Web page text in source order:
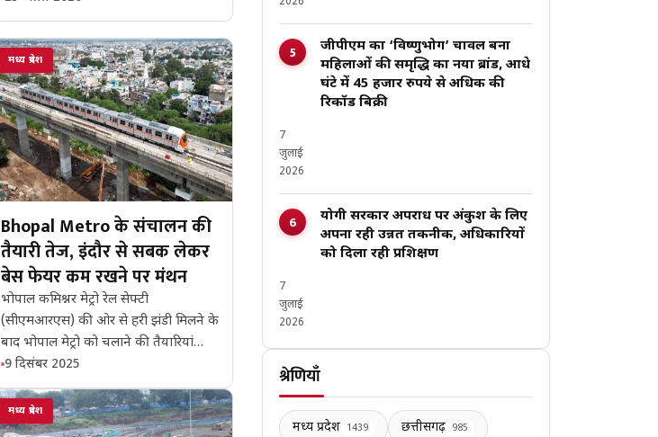
मध्य प्रदेश
Bhopal Metro के संचालन की
तैयारी तेज, इंदौर से सबक लेकर
बेस फेयर कम रखने पर मंथन
भोपाल कमिश्नर मेट्रो रेल सेफ्टी
(सीएमआरएस) की ओर से हरी झंडी मिलने के
बाद भोपाल मेट्रो को चलाने की तैयारियां…
9 दिसंबर 2025
मध्य प्रदेश
जीपीएम का ‘विष्णुभोग’ चावल बना
महिलाओं की समृद्धि का नया ब्रांड, आधे
घंटे में 45 हजार रुपये से अधिक की
रिकॉर्ड बिक्री
7
जुलाई
2026
योगी सरकार अपराध पर अंकुश के लिए
अपना रही उन्नत तकनीक, अधिकारियों
को दिला रही प्रशिक्षण
7
जुलाई
2026
श्रेणियाँ
मध्य प्रदेश 1439 छत्तीसगढ़ 985